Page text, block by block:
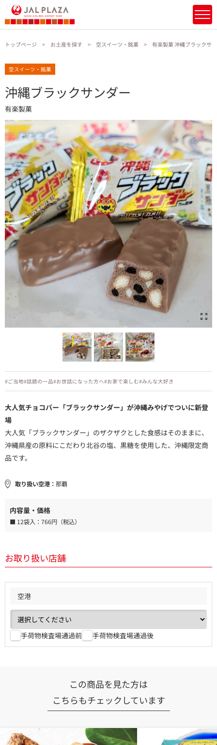
トップページ お土産を探す 空スイーツ・銘菓 有楽製菓 沖縄ブラックサ
空スイーツ・銘菓
沖縄ブラックサンダー
有楽製菓
#ご当地#話題の一品#お世話になった方へ#お家で楽しむ#みんな大好き
大人気チョコバー「ブラックサンダー」が沖縄みやげでついに新登
場
大人気「ブラックサンダー」のザクザクとした食感はそのままに、
沖縄県産の原料にこだわり北谷の塩、黒糖を使用した、沖縄限定商
品です。
取り扱い空港： 那覇
内容量・価格
■ 12袋入： 766円（税込）
お取り扱い店舗
空港
手荷物検査場通過前 手荷物検査場通過後
この商品を見た方は
こちらもチェックしています